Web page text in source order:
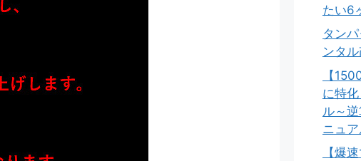
たい6
タン
ンタ
【
に特
ル～
ニュア
【爆